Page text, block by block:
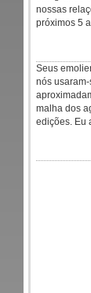
nossas
próximos 5
Seus
nós
malha dos
edições. Eu